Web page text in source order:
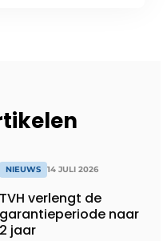
NIEUWS 14 JULI 2026
TVH verlengt de
garantieperiode naar
2 jaar